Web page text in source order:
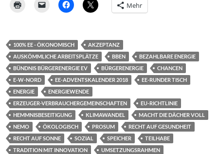
Mehr
100% EE - ÖKONOMISCH
AKZEPTANZ
AUSKÖMMLICHE ARBEITSPLÄTZE
BBEN
BEZAHLBARE ENERGIE
BÜNDNIS BÜRGERENERGIE EV
BÜRGERENERGIE
CHANCEN
E-W-NORD
EE-ADVENTSKALENDER 2018
EE-RUNDER TISCH
ENERGIE
ENERGIEWENDE
ERZEUGER-VERBRAUCHERGEMEINSCHAFTEN
EU-RICHTLINIE
HEMMNISBESEITIGUNG
KLIMAWANDEL
MACHT DIE DÄCHER VOLL
NEMO
ÖKOLOGISCH PROSUM
RECHT AUF GESUNDHEIT
RECHT AUF SONNE
SOZIAL SPEICHER
TEILHABE
TRADITION MIT INNOVATION
UMSETZUNGSRAHMEN